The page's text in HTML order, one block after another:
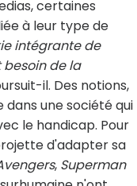
certaines
à leur type de
intégrante de
de la
il. Des notions,
dans une société qui
le handicap. Pour
d'adapter sa
, Superman